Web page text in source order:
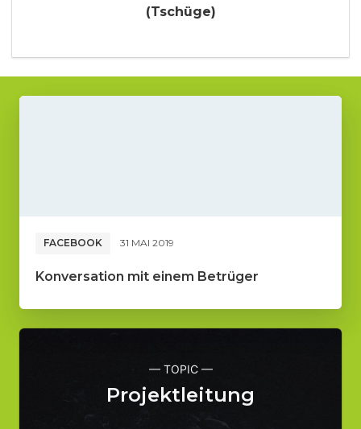
(Tschüge)
FACEBOOK 31 MAI 2019
Konversation mit einem Betrüger
— TOPIC —
Projektleitung